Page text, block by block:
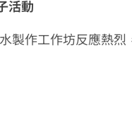
活動
製作工作坊反應熱